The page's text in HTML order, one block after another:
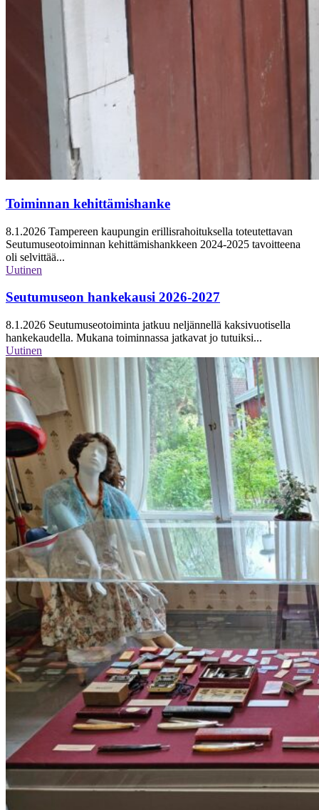
Toiminnan kehittämishanke
8.1.2026 Tampereen kaupungin erillisrahoituksella toteutettavan
Seutumuseotoiminnan kehittämishankkeen 2024-2025 tavoitteena
oli selvittää...
Uutinen
Seutumuseon hankekausi 2026-2027
8.1.2026 Seutumuseotoiminta jatkuu neljännellä kaksivuotisella
hankekaudella. Mukana toiminnassa jatkavat jo tutuiksi...
Uutinen